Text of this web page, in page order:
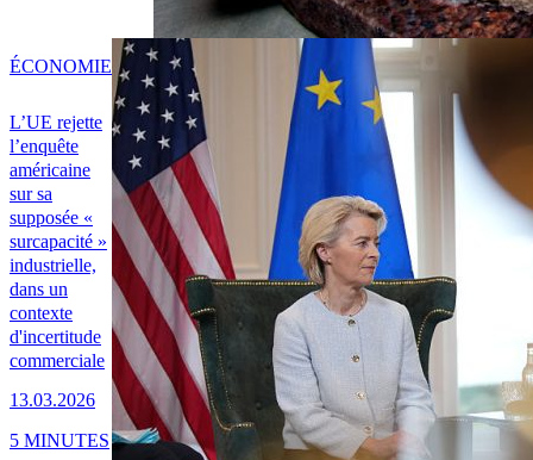
L’UE rejette
l’enquête
américaine
sur sa
supposée «
surcapacité »
industrielle,
dans un
contexte
d'incertitude
commerciale
13.03.2026
ÉCONOMIE
5 MINUTES